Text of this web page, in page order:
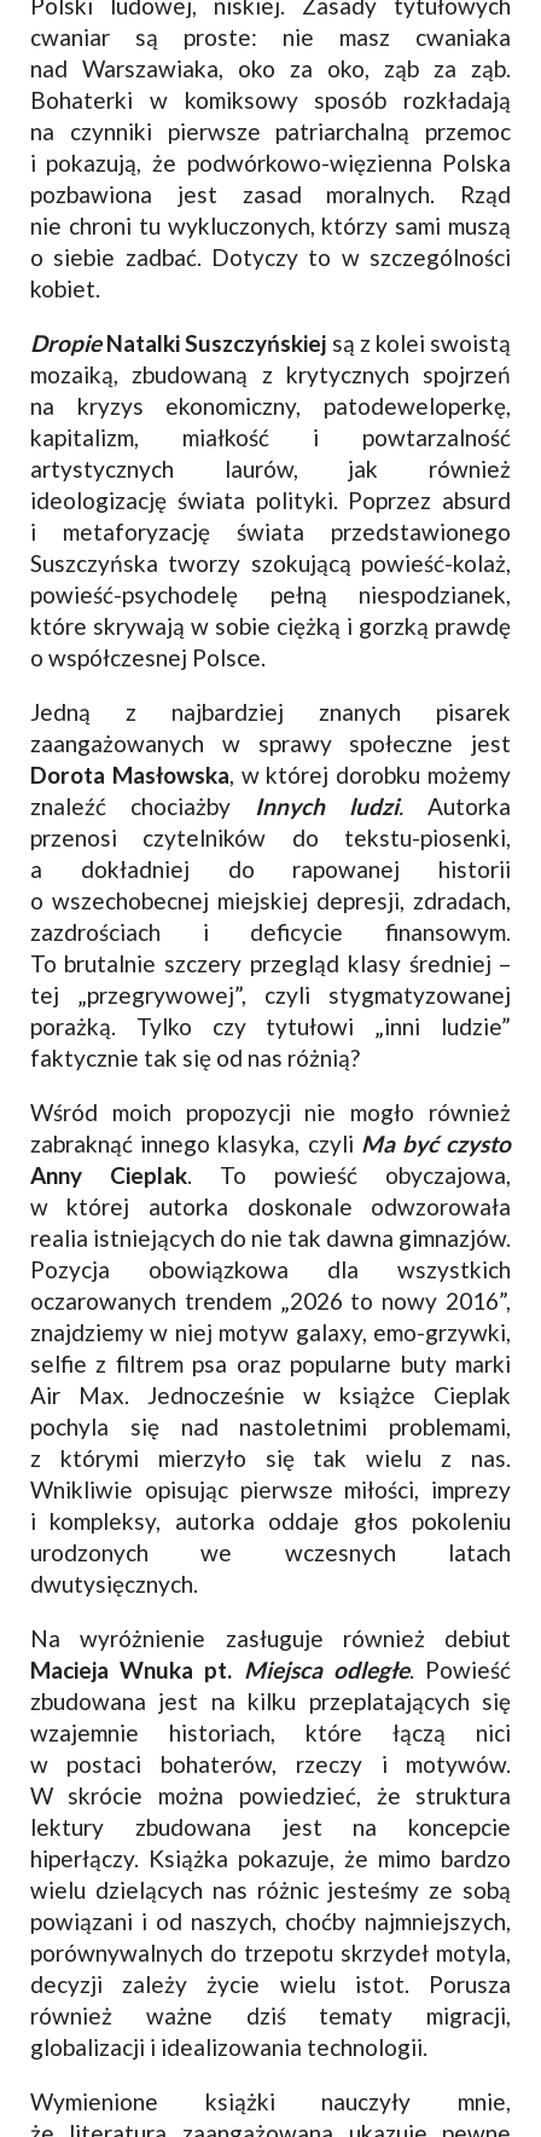
cwaniar są proste: nie masz cwaniaka
nad Warszawiaka, oko za oko, ząb za ząb.
Bohaterki w komiksowy sposób rozkładają
na czynniki pierwsze patriarchalną przemoc
i pokazują, że podwórkowo-więzienna Polska
pozbawiona jest zasad moralnych. Rząd
nie chroni tu wykluczonych, którzy sami muszą
o siebie zadbać. Dotyczy to w szczególności
kobiet.
DropieNatalki Suszczyńskiej są z kolei swoistą
mozaiką, zbudowaną z krytycznych spojrzeń
na kryzys ekonomiczny, patodeweloperkę,
kapitalizm, miałkość i powtarzalność
artystycznych laurów, jak również
ideologizację świata polityki. Poprzez absurd
i metaforyzację świata przedstawionego
Suszczyńska tworzy szokującą powieść-kolaż,
powieść-psychodelę pełną niespodzianek,
które skrywają w sobie ciężką i gorzką prawdę
o współczesnej Polsce.
Jedną z najbardziej znanych pisarek
zaangażowanych w sprawy społeczne jest
Dorota Masłowska, w której dorobku możemy
znaleźć chociażby Innych ludzi.Autorka
przenosi czytelników do tekstu-piosenki,
a dokładniej do rapowanej historii
o wszechobecnej miejskiej depresji, zdradach,
zazdrościach i deficycie finansowym.
To brutalnie szczery przegląd klasy średniej –
tej „przegrywowej”, czyli stygmatyzowanej
porażką. Tylko czy tytułowi „inni ludzie”
faktycznie tak się od nas różnią?
Wśród moich propozycji nie mogło również
zabraknąć innego klasyka, czyli Ma być czysto
Anny Cieplak. To powieść obyczajowa,
w której autorka doskonale odwzorowała
realia istniejących do nie tak dawna gimnazjów.
Pozycja obowiązkowa dla wszystkich
oczarowanych trendem „2026 to nowy 2016”,
znajdziemy w niej motyw galaxy, emo-grzywki,
selfie z filtrem psa oraz popularne buty marki
Air Max. Jednocześnie w książce Cieplak
pochyla się nad nastoletnimi problemami,
z którymi mierzyło się tak wielu z nas.
Wnikliwie opisując pierwsze miłości, imprezy
i kompleksy, autorka oddaje głos pokoleniu
urodzonych we wczesnych latach
dwutysięcznych.
Na wyróżnienie zasługuje również debiut
Macieja Wnuka pt. Miejsca odległe. Powieść
zbudowana jest na kilku przeplatających się
wzajemnie historiach, które łączą nici
w postaci bohaterów, rzeczy i motywów.
W skrócie można powiedzieć, że struktura
lektury zbudowana jest na koncepcie
hiperłączy. Książka pokazuje, że mimo bardzo
wielu dzielących nas różnic jesteśmy ze sobą
powiązani i od naszych, choćby najmniejszych,
porównywalnych do trzepotu skrzydeł motyla,
decyzji zależy życie wielu istot. Porusza
również ważne dziś tematy migracji,
globalizacji i idealizowania technologii.
Wymienione książki nauczyły mnie,